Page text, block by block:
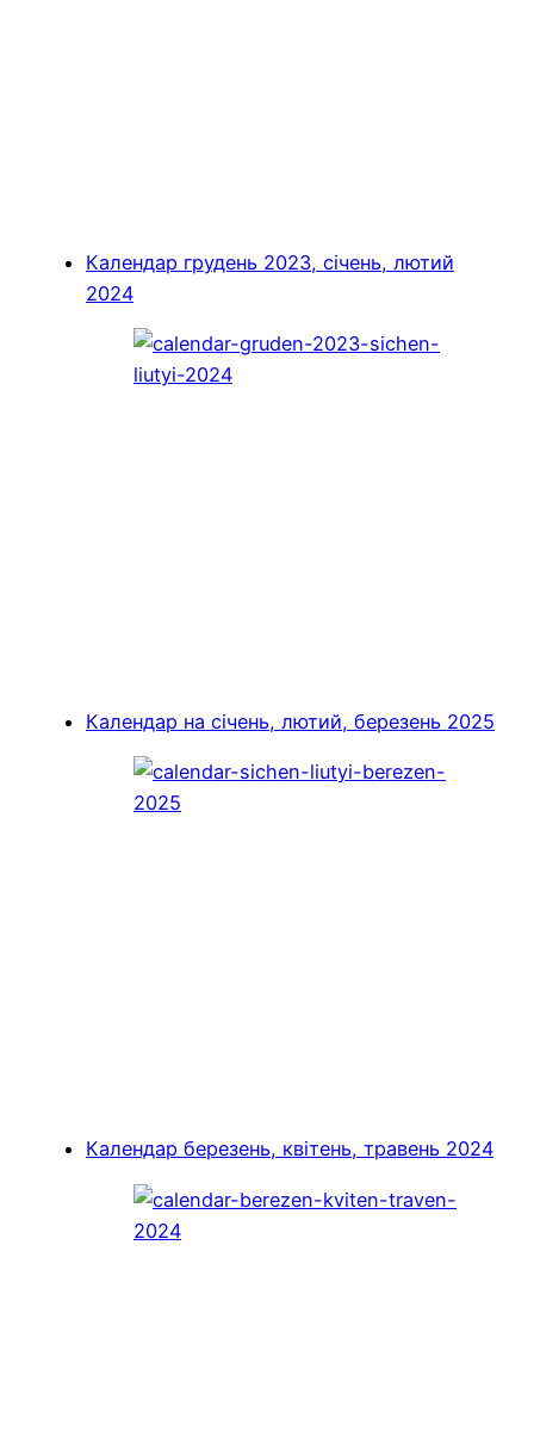
Календар грудень 2023, січень, лютий
2024
Календар на січень, лютий, березень 2025
Календар березень, квітень, травень 2024